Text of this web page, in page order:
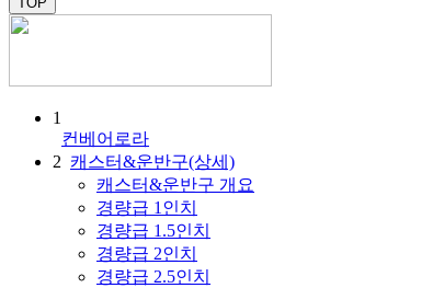
1
컨베어로라
2 캐스터&운반구(상세)
캐스터&운반구 개요
경량급 1인치
경량급 1.5인치
경량급 2인치
경량급 2.5인치